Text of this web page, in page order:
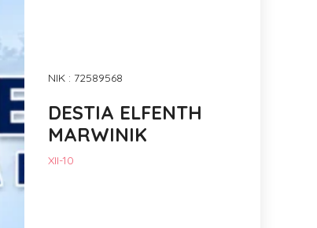
NIK : 72589568
DESTIA ELFENTH
MARWINIK
XII-10